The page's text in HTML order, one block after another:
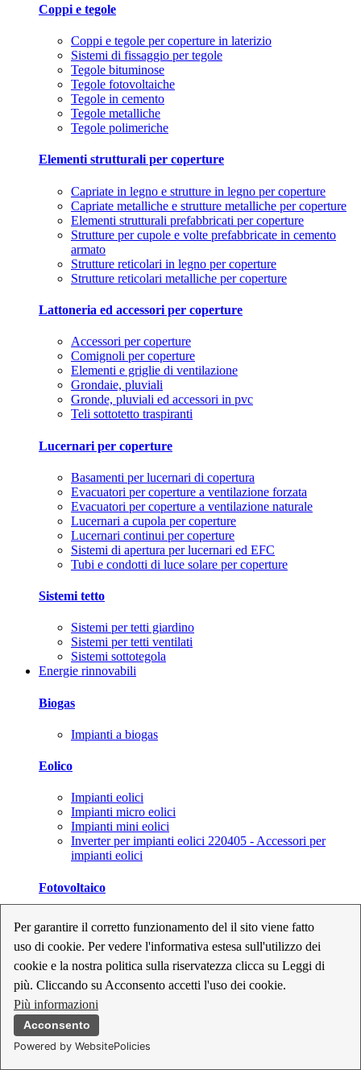
Per garantire il corretto funzionamento del il sito viene fatto
uso di cookie. Per vedere l'informativa estesa sull'utilizzo dei
cookie e la nostra politica sulla riservatezza clicca su Leggi di
più. Cliccando su Acconsento accetti l'uso dei cookie.
Più informazioni
Acconsento
Powered by WebsitePolicies
Coppi e tegole
Coppi e tegole per coperture in laterizio
Sistemi di fissaggio per tegole
Tegole bituminose
Tegole fotovoltaiche
Tegole in cemento
Tegole metalliche
Tegole polimeriche
Elementi strutturali per coperture
Capriate in legno e strutture in legno per coperture
Capriate metalliche e strutture metalliche per coperture
Elementi strutturali prefabbricati per coperture
Strutture per cupole e volte prefabbricate in cemento
armato
Strutture reticolari in legno per coperture
Strutture reticolari metalliche per coperture
Lattoneria ed accessori per coperture
Accessori per coperture
Comignoli per coperture
Elementi e griglie di ventilazione
Grondaie, pluviali
Gronde, pluviali ed accessori in pvc
Teli sottotetto traspiranti
Lucernari per coperture
Basamenti per lucernari di copertura
Evacuatori per coperture a ventilazione forzata
Evacuatori per coperture a ventilazione naturale
Lucernari a cupola per coperture
Lucernari continui per coperture
Sistemi di apertura per lucernari ed EFC
Tubi e condotti di luce solare per coperture
Sistemi tetto
Sistemi per tetti giardino
Sistemi per tetti ventilati
Sistemi sottotegola
Energie rinnovabili
Biogas
Impianti a biogas
Eolico
Impianti eolici
Impianti micro eolici
Impianti mini eolici
Inverter per impianti eolici 220405 - Accessori per
impianti eolici
Fotovoltaico
Inverter per impianti fotovoltaici
Kit per impianti fotovoltaici
Moduli fotovoltaici
Sistemi di monitoraggio per impianti fotovoltaici
Strumenti di collaudo e configurazione per impianti
fotovoltaici
Supporti per impianti fotovoltaici
Geotermia